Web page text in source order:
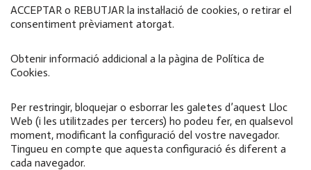
ACCEPTAR o REBUTJAR la instal·lació de cookies, o retirar el
consentiment prèviament atorgat.
Obtenir informació addicional a la pàgina de Política de
Cookies.
Per restringir, bloquejar o esborrar les galetes d’aquest Lloc
Web (i les utilitzades per tercers) ho podeu fer, en qualsevol
moment, modificant la configuració del vostre navegador.
Tingueu en compte que aquesta configuració és diferent a
cada navegador.